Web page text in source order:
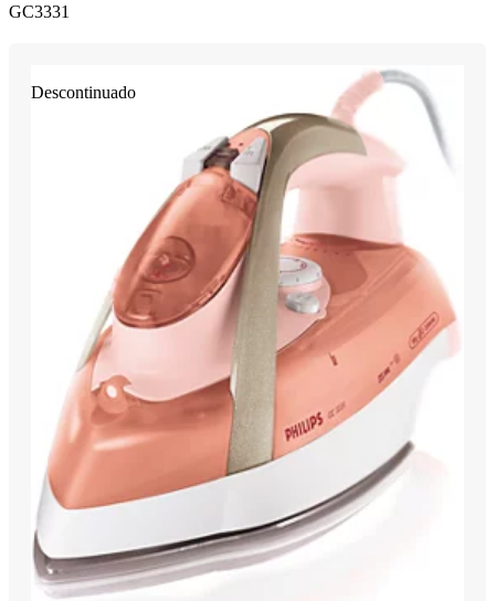
GC3331
Descontinuado